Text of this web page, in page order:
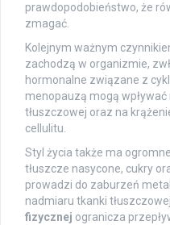
prawdopodobieństwo, że
zmagać.
Kolejnym ważnym
zachodzą w organizmie,
hormonalne związane z
menopauzą mogą
tłuszczowej oraz na
cellulitu.
Styl życia także ma
tłuszcze nasycone, cukry
prowadzi do zaburzeń
nadmiaru tkanki
fizycznej ogranicza